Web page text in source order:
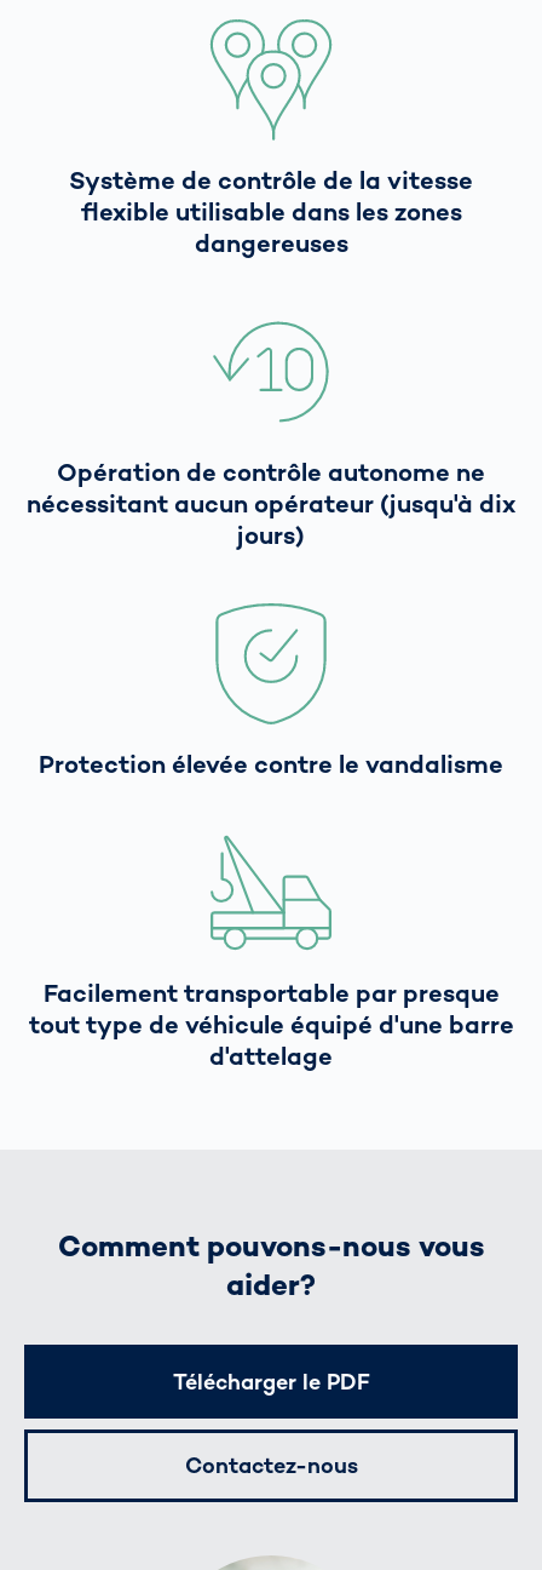
Système de contrôle de la vitesse
flexible utilisable dans les zones
dangereuses
Opération de contrôle autonome ne
nécessitant aucun opérateur (jusqu'à dix
jours)
Protection élevée contre le vandalisme
Facilement transportable par presque
tout type de véhicule équipé d'une barre
d'attelage
Comment pouvons-nous vous
aider?
Télécharger le PDF
Contactez-nous